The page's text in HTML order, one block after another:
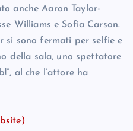
anche Aaron Taylor-
Williams e Sofia Carson.
si sono fermati per selfie e
della sala, uno spettatore
al che l’attore ha